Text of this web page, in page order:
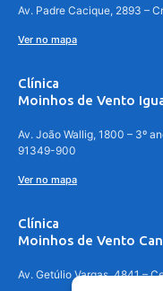
Av. Padre Cacique, 2893 –
Ver no mapa
Clínica
Moinhos de Vento
Av. João Wallig, 1800 – 3º
91349-900
Ver no mapa
Clínica
Moinhos de Vento
Av. Getúlio Vargas, 4841 –